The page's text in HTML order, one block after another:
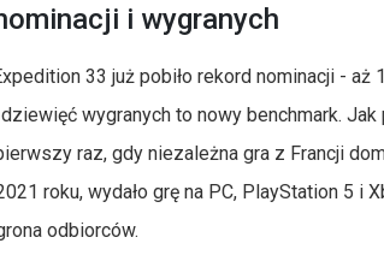
i wygranych
33 już pobiło rekord nominacji -
wygranych to nowy benchmark. Jak
raz, gdy niezależna gra z Francji
roku, wydało grę na PC, PlayStation 5
odbiorców.